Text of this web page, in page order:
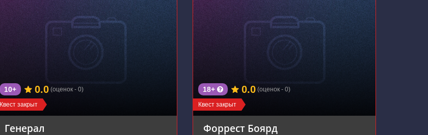
Квест закрыт
10+ 0.0 (оценок - 0)
Генерал
Квест закрыт
18+ 0.0 (оценок - 0)
Форрест Боярд